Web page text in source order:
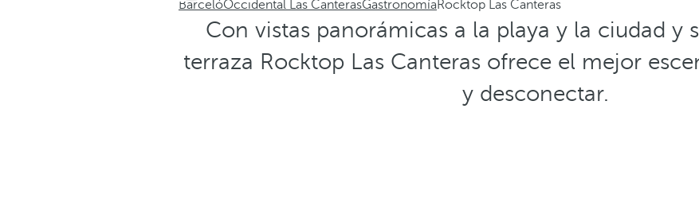
BarcelóOccidental Las CanterasGastronomíaRocktop Las Canteras
Con vistas panorámicas a la playa y la ciudad y
terraza Rocktop Las Canteras ofrece el mejor
y desconectar.